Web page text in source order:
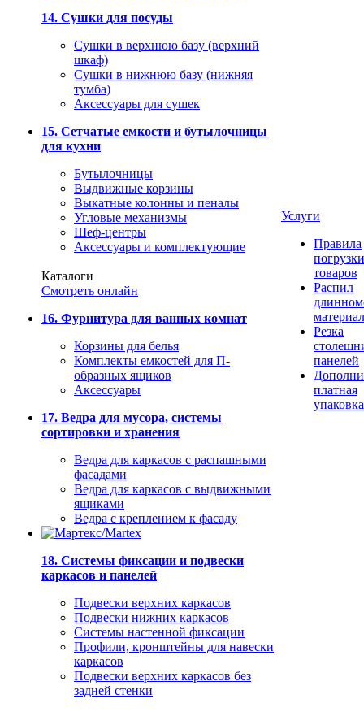
14. Сушки для посуды
Сушки в верхнюю базу (верхний
шкаф)
Сушки в нижнюю базу (нижняя
тумба)
Аксессуары для сушек
15. Сетчатые емкости и бутылочницы
для кухни
Бутылочницы
Выдвижные корзины
Выкатные колонны и пеналы
Угловые механизмы
Шеф-центры
Аксессуары и комплектующие
Каталоги
Смотреть онлайн
16. Фурнитура для ванных комнат
Корзины для белья
Комплекты емкостей для П-
образных ящиков
Аксессуары
17. Ведра для мусора, системы
сортировки и хранения
Ведра для каркасов с распашными
фасадами
Ведра для каркасов с выдвижными
ящиками
Ведра с креплением к фасаду
18. Системы фиксации и подвески
каркасов и панелей
Подвески верхних каркасов
Подвески нижних каркасов
Системы настенной фиксации
Профили, кронштейны для навески
каркасов
Подвески верхних каркасов без
задней стенки
Услуги
Правила
погрузки
товаров
Распил
Резка
панелей
платная
упаковка